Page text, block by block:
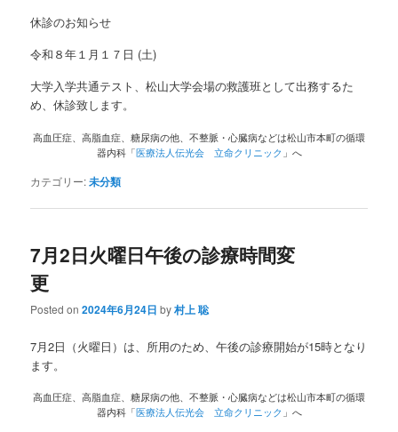
休診のお知らせ
令和８年１月１７日 (土)
大学入学共通テスト、松山大学会場の救護班として出務するた
め、休診致します。
高血圧症、高脂血症、糖尿病の他、不整脈・心臓病などは松山市本町の循環
器内科「医療法人伝光会 立命クリニック 」へ
カテゴリー:未分類
7月2日火曜日午後の診療時間変
更
Posted on2024年6月24日 by村上 聡
7月2日（火曜日）は、所用のため、午後の診療開始が15時となり
ます。
高血圧症、高脂血症、糖尿病の他、不整脈・心臓病などは松山市本町の循環
器内科「医療法人伝光会 立命クリニック 」へ